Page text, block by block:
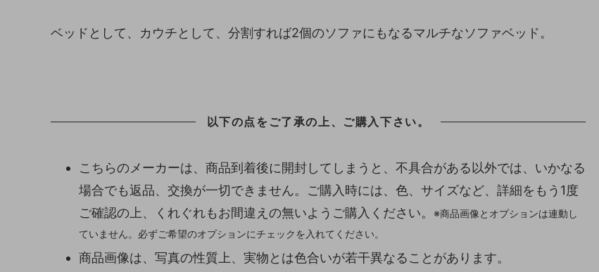
ベッドとして、カウチとして、分割すれば2個のソファにもなるマルチなソファベッド。
以下の点をご了承の上、ご購入下さい。
こちらのメーカーは、商品到着後に開封してしまうと、不具合がある以外では、いかなる
場合でも返品、交換が一切できません。ご購入時には、色、サイズなど、詳細をもう1度
ご確認の上、くれぐれもお間違えの無いようご購入ください。
※商品画像とオプションは連動し
ていません。必ずご希望のオプションにチェックを入れてください。
商品画像は、写真の性質上、実物とは色合いが若干異なることがあります。